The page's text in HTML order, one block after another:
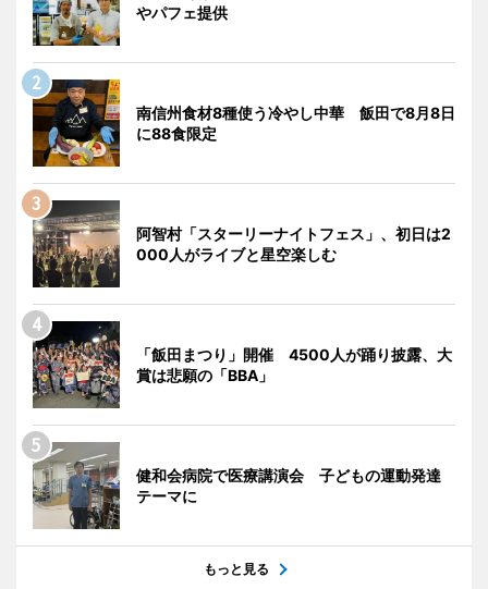
やパフェ提供
南信州食材8種使う冷やし中華 飯田で8月8日
に88食限定
阿智村「スターリーナイトフェス」、初日は2
000人がライブと星空楽しむ
「飯田まつり」開催 4500人が踊り披露、大
賞は悲願の「BBA」
健和会病院で医療講演会 子どもの運動発達
テーマに
もっと見る